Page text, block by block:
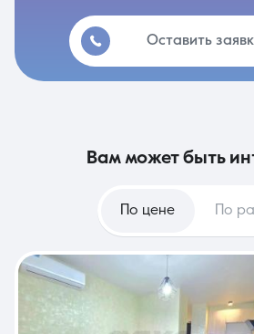
Оставить
вам может быть
По цене По